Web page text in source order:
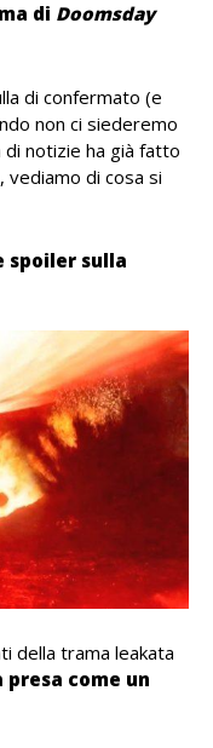
di Doomsday
di confermato (e
non ci siederemo
di notizie ha già fatto
vediamo di cosa si
spoiler sulla
della trama leakata
come un